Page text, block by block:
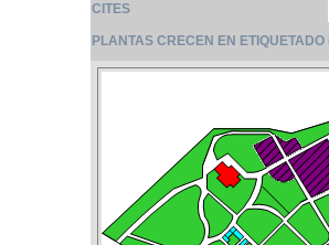
CITES
PLANTAS CRECEN EN ETIQUETADO